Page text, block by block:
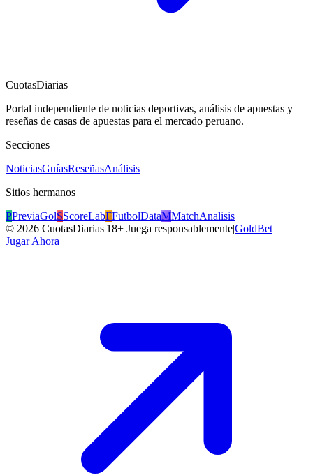
CuotasDiarias
Portal independiente de noticias deportivas, análisis de apuestas y
reseñas de casas de apuestas para el mercado peruano.
Secciones
NoticiasGuíasReseñasAnálisis
Sitios hermanos
PPreviaGolSScoreLabFFutbolDataMMatchAnalisis
© 2026 CuotasDiarias|18+ Juega responsablemente|GoldBet
Jugar Ahora